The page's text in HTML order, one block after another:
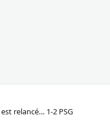
relancé… 1-2 PSG